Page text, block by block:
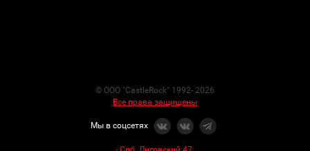
© ООО "CastleRock" 1992- 2026
Все права защищены
Мы в соцсетях